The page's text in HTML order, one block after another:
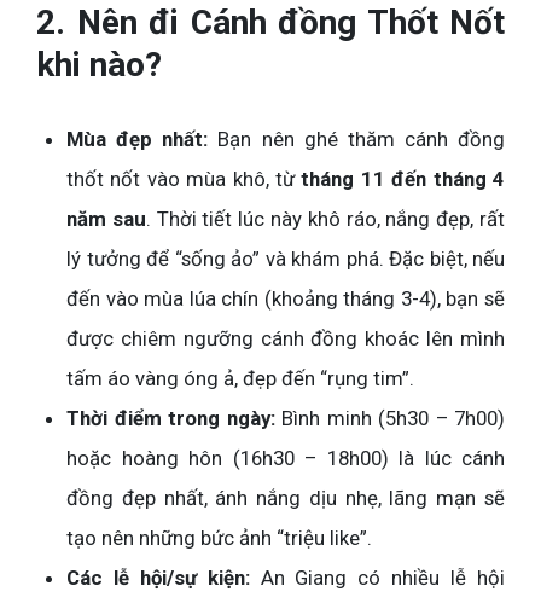
2. Nên đi Cánh đồng Thốt Nốt
khi nào?
Mùa đẹp nhất: Bạn nên ghé thăm cánh đồng
thốt nốt vào mùa khô, từtháng 11 đến tháng 4
năm sau. Thời tiết lúc này khô ráo, nắng đẹp, rất
lý tưởng để “sống ảo” và khám phá. Đặc biệt, nếu
đến vào mùa lúa chín (khoảng tháng 3-4), bạn sẽ
được chiêm ngưỡng cánh đồng khoác lên mình
tấm áo vàng óng ả, đẹp đến “rụng tim”.
Thời điểm trong ngày:Bình minh (5h30 – 7h00)
hoặc hoàng hôn (16h30 – 18h00) là lúc cánh
đồng đẹp nhất, ánh nắng dịu nhẹ, lãng mạn sẽ
tạo nên những bức ảnh “triệu like”.
Các lễ hội/sự kiện:An Giang có nhiều lễ hội